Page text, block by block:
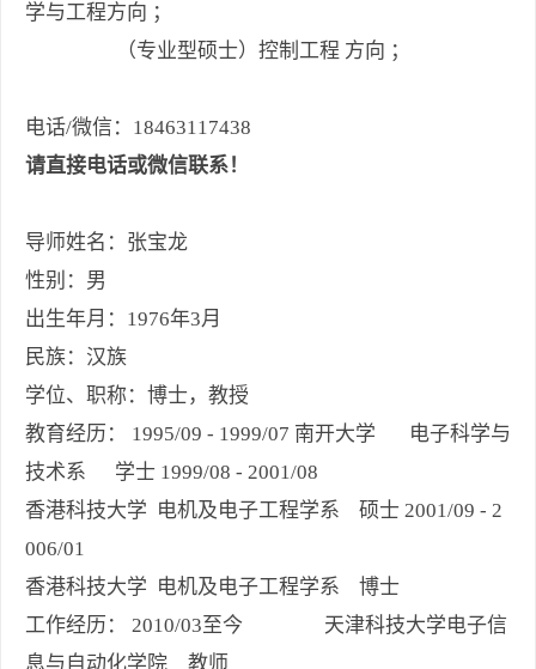
学与工程方向 ；
（专业型硕士）控制工程 方向 ；
电话/微信：18463117438
请直接电话或微信联系！
导师姓名：张宝龙
性别：男
出生年月：1976年3月
民族：汉族
学位、职称：博士，教授
教育经历： 1995/09 - 1999/07 南开大学 电子科学与
技术系 学士 1999/08 - 2001/08
香港科技大学 电机及电子工程学系 硕士 2001/09 - 2
006/01
香港科技大学 电机及电子工程学系 博士
工作经历： 2010/03至今 天津科技大学电子信
息与自动化学院 教师